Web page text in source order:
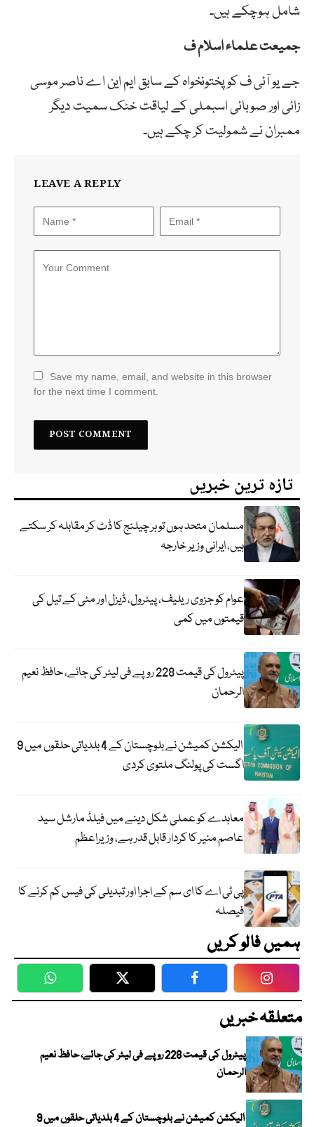
شامل ہوچکے ہیں۔
جمیعت علماء اسلام ف
جے یو آئی ف کو پختونخواہ کے سابق ایم این اے ناصر موسی
زائی اور صوبائی اسبملی کے لیاقت خٹک سمیت دیگر
ممبران نے شمولیت کر چکے ہیں۔
LEAVE A REPLY
Save my name, email, and website in this browser
for the next time I comment.
تازہ ترین خبریں
مسلمان متحد ہوں تو ہر چیلنج کا ڈٹ کر مقابلہ کر سکتے
ہیں، ایرانی وزیر خارجہ
عوام کو جزوی ریلیف، پیٹرول، ڈیزل اور مٹی کے تیل کی
قیمتوں میں کمی
پیٹرول کی قیمت 228 روپے فی لیٹر کی جائے، حافظ نعیم
الرحمان
الیکشن کمیشن نے بلوچستان کے 4 بلدیاتی حلقوں میں 9
اگست کی پولنگ ملتوی کردی
معاہدے کو عملی شکل دینے میں فیلڈ مارشل سید
عاصم منیر کا کردار قابل قدر ہے، وزیراعظم
پی ٹی اے کا ای سم کے اجرا اور تبدیلی کی فیس کم کرنے کا
فیصلہ
ہمیں فالو کریں
WhatsApp Twitter Facebook
متعلقہ خبریں
پیٹرول کی قیمت 228 روپے فی لیٹر کی جائے، حافظ نعیم
الرحمان
الیکشن کمیشن نے بلوچستان کے 4 بلدیاتی حلقوں میں 9